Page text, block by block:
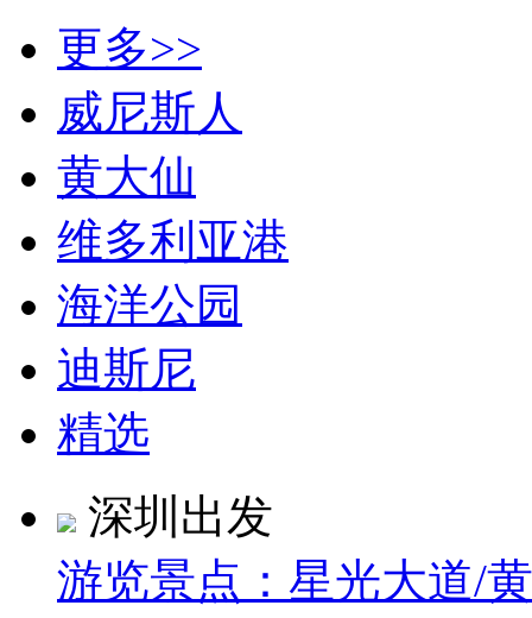
更多>>
威尼斯人
黄大仙
维多利亚港
海洋公园
迪斯尼
精选
深圳出发
游览景点：星光大道/